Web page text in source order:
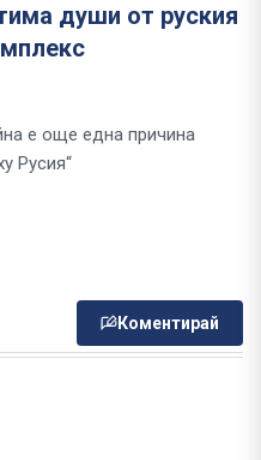
души от руския
е още една причина
Русия“
Коментирай